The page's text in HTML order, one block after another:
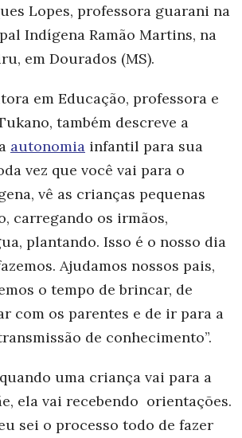
Lopes, professora guarani na
Indígena Ramão Martins, na
em Dourados (MS).
em Educação, professora e
também descreve a
autonomia infantil para sua
vez que você vai para o
vê as crianças pequenas
carregando os irmãos,
plantando. Isso é o nosso dia
Ajudamos nossos pais,
o tempo de brincar, de
com os parentes e de ir para a
de conhecimento”.
uma criança vai para a
ela vai recebendo orientações.
sei o processo todo de fazer